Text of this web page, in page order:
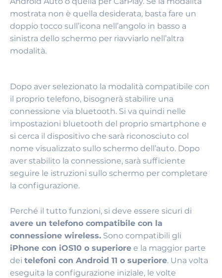
mostrata non è quella desiderata, basta fare un
doppio tocco sull’icona nell’angolo in basso a
sinistra dello schermo per riavviarlo nell’altra
modalità.
Dopo aver selezionato la modalità compatibile con
il proprio telefono, bisognerà stabilire una
connessione via bluetooth. Si va quindi nelle
impostazioni bluetooth del proprio smartphone e
si cerca il dispositivo che sarà riconosciuto col
nome visualizzato sullo schermo dell’auto. Dopo
aver stabilito la connessione, sarà sufficiente
seguire le istruzioni sullo schermo per completare
la configurazione.
Perché il tutto funzioni, si deve essere sicuri di
avere un telefono compatibile con la
connessione wireless. Sono compatibili gli
iPhone con iOS10 o superiore e la maggior parte
dei telefoni con Android 11 o superiore. Una volta
eseguita la configurazione iniziale, le volte